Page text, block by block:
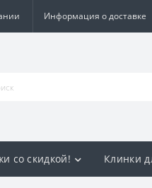
Информация о доставке
со скидкой! Клинки